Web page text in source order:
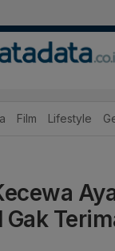
Film Lifestyle